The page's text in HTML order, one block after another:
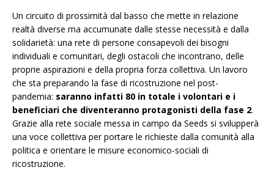
Un circuito di prossimità dal basso che mette in relazione
realtà diverse ma accumunate dalle stesse necessità e dalla
solidarietà: una rete di persone consapevoli dei bisogni
individuali e comunitari, degli ostacoli che incontrano, delle
proprie aspirazioni e della propria forza collettiva. Un lavoro
che sta preparando la fase di ricostruzione nel post-
pandemia: saranno infatti 80 in totale i volontari e i
beneficiari che diventeranno protagonisti della fase 2​.
Grazie alla rete sociale messa in campo da Seeds si svilupperà
una voce collettiva per portare le richieste dalla comunità alla
politica e orientare le misure economico-sociali di
ricostruzione. ​